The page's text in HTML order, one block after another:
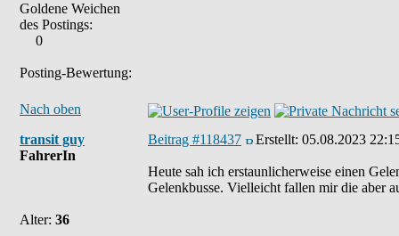
Goldene Weichen
des Postings:
0
Posting-Bewertung:
Nach oben
transit guy
FahrerIn
Alter: 36
Beitrag #118437 Erstellt: 05.08.2023
Heute sah ich erstaunlicherweise einen
Gelenkbusse. Vielleicht fallen mir die aber